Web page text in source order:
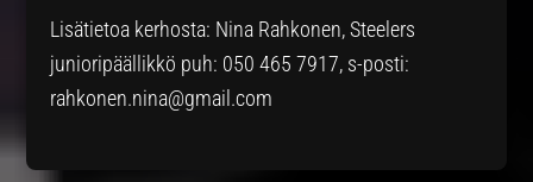
Lisätietoa kerhosta: Nina Rahkonen, Steelers
junioripäällikkö puh: 050 465 7917, s-posti:
rahkonen.nina@gmail.com